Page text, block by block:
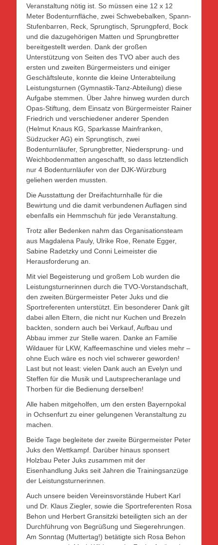
Veranstaltung nötig ist. So müssen eine 12 x 12
Meter Bodenturnfläche, zwei Schwebebalken, Spann-
Stufenbarren, Reck, Sprungtisch, Sprungpferd, Bock
und die dazugehörigen Matten und Sprungbretter
bereitgestellt werden. Dank der großen
Unterstützung von Seiten des TVO aber auch des
ersten und zweiten Bürgermeisters und einiger
Geschäftsleute, konnte die kleine Unterabteilung
Leistungsturnen (Gymnastik-Tanz-Abteilung) diese
Aufgabe stemmen. Über Jahre hinweg wurden durch
Opas-Stiftung, dem Einsatz von Bürgermeister Rainer
Friedrich und verschiedener anderer Spenden
(Helmut Knaus KG, Sparkasse Mainfranken,
Südzucker AG) ein Sprungtisch, zwei
Bodenturnläufer, Sprungbretter, Niedersprung- und
Weichbodenmatten angeschafft, so dass letztendlich
nur 4 Bodenturnläufer von der DJK-Würzburg
geliehen werden mussten.
Die Ausstattung der Dreifachturnhalle für die
Bewirtung und die damit verbundenen Auflagen sind
ebenfalls ein Hemmschuh für jede Veranstaltung.
Trotz aller Bedenken nahm das Organisationsteam
aus Magdalena Pauly, Ulrike Roe, Renate Egger,
Sabine Radetzky und Conni Leimeister die
Herausforderung an.
Mit viel Begeisterung und großem Lob wurden die
Leistungsturnerinnen durch die TVO-Vorstandschaft,
den zweiten.Bürgermeister Peter Juks und die
Sportreferenten unterstützt. Ein besonderer Dank gilt
dabei allen Eltern, die nicht nur Kuchen und Brezeln
backten, sondern auch bei Verkauf, Aufbau und
Abbau immer zur Stelle waren. Danke an Familie
Wildauer für LKW, Kaffeemaschine und vieles mehr –
ohne Euch wäre es noch viel schwerer geworden!
Last but not least: vielen Dank auch an Evelyn und
Steffen für die Musik und Lautsprecheranlage und
Thorben für die Bedienung derselben!
Alle haben mitgeholfen, um den ersten Bayernpokal
in Ochsenfurt zu einer gelungenen Veranstaltung zu
machen.
Beide Tage begleitete der zweite Bürgermeister Peter
Juks den Wettkampf. Darüber hinaus sponsert
Holzbau Peter Juks zusammen mit der
Eisenhandlung Juks seit Jahren die Trainingsanzüge
der Leistungsturnerinnen.
Auch unsere beiden Vereinsvorstände Hubert Karl
und Dr. Klaus Ziegler, sowie die Sportreferenten Rosa
Behon und Herbert Gransitzki beteiligten sich an der
Durchführung von Begrüßung und Siegerehrungen.
Am Sonntag (Muttertag!) betätigte sich Rosa Behon